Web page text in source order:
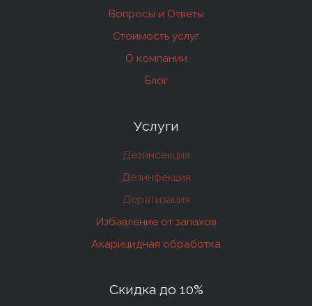
Вопросы и Ответы
Стоимость услуг
О компании
Блог
Услуги
Дезинсекция
Дезинфекция
Дератизация
Избавление от запахов
Акарицидная обработка
Скидка до 10%